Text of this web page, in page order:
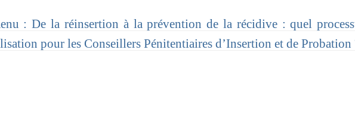
: De la réinsertion à la prévention de la récidive : quel
pour les Conseillers Pénitentiaires d’Insertion et de Probation